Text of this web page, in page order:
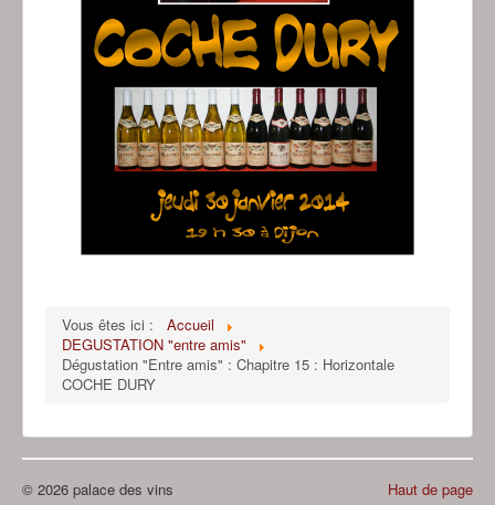
Vous êtes ici :
Accueil
DEGUSTATION "entre amis"
Dégustation "Entre amis" : Chapitre 15 : Horizontale
COCHE DURY
Haut de page
© 2026 palace des vins